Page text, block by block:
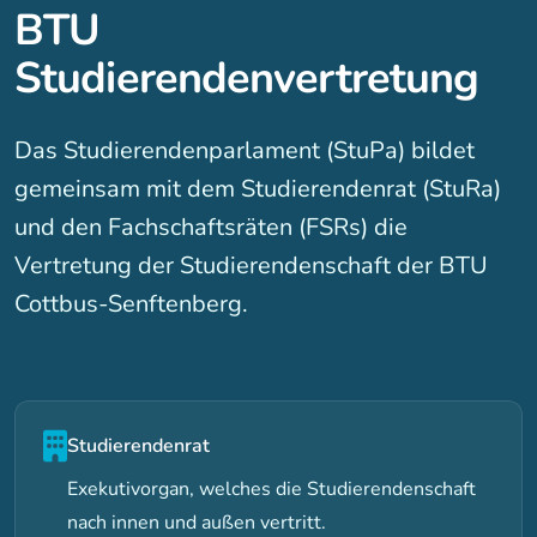
BTU
Studierendenvertretung
Das Studierendenparlament (StuPa) bildet
gemeinsam mit dem Studierendenrat (StuRa)
und den Fachschaftsräten (FSRs) die
Vertretung der Studierendenschaft der BTU
Cottbus-Senftenberg.
Studierendenrat
Exekutivorgan, welches die Studierendenschaft
nach innen und außen vertritt.